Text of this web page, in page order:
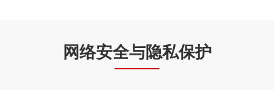
网络安全与隐私保护